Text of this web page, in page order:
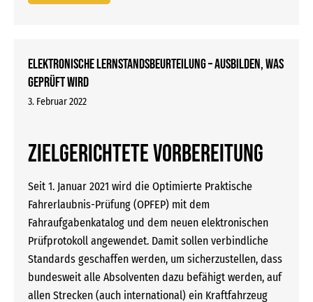
Elektronische Lernstandsbeurteilung – Ausbilden, was
geprüft wird
3. Februar 2022
ZIELGERICHTETE VORBEREITUNG
Seit 1. Januar 2021 wird die Optimierte Praktische
Fahrerlaubnis-Prüfung (OPFEP) mit dem
Fahraufgabenkatalog und dem neuen elektronischen
Prüfprotokoll angewendet. Damit sollen verbindliche
Standards geschaffen werden, um sicherzustellen, dass
bundesweit alle Absolventen dazu befähigt werden, auf
allen Strecken (auch international) ein Kraftfahrzeug